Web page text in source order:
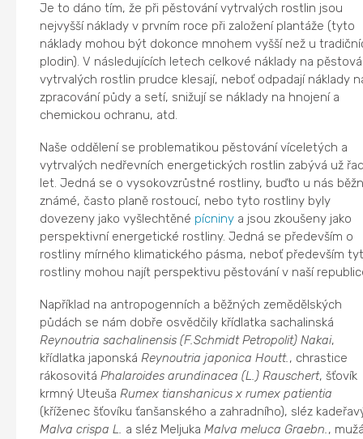
Je to dáno tím, že při pěstování vytrvalých rostlin jsou
nejvyšší náklady v prvním roce při založení plantáže (tyto
náklady mohou být dokonce mnohem vyšší než u
plodin). V následujících letech celkové náklady na
vytrvalých rostlin prudce klesají, neboť odpadají náklady
zpracování půdy a setí, snižují se náklady na hnojení a
chemickou ochranu, atd.
Naše oddělení se problematikou pěstování víceletých a
vytrvalých nedřevních energetických rostlin zabývá už
let. Jedná se o vysokovzrůstné rostliny, buďto u nás
známé, často planě rostoucí, nebo tyto rostliny byly
dovezeny jako vyšlechtěné pícninya jsou zkoušeny jako
perspektivní energetické rostliny. Jedná se především o
rostliny mírného klimatického pásma, neboť především
rostliny mohou najít perspektivu pěstování v naší
Například na antropogenních a běžných zemědělských
půdách se nám dobře osvědčily křídlatka sachalinská
Reynoutria sachalinensis (F.Schmidt Petropolit) Nakai,
křídlatka japonská Reynoutria japonica Houtt., chrastice
rákosovitá Phalaroides arundinacea (L.) Rauschert, šťovík
krmný Uteuša Rumex tianshanicus x rumex patientia
(kříženec šťovíku ťanšanského a zahradního), sléz
Malva crispa L. a sléz Meljuka Malva meluca Graebn.,